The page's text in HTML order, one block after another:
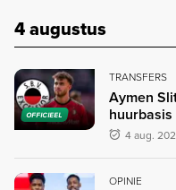
4 augustus
OFFICIEEL
TRANSFERS
Aymen
4 aug.
OPINIE